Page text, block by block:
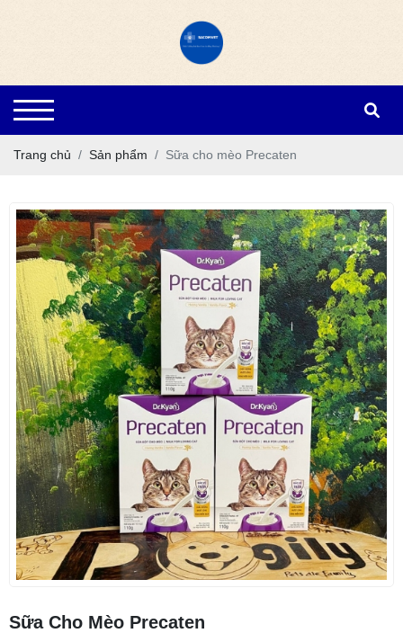
Trang chủ Sản phẩm Sữa cho mèo Precaten
Sữa Cho Mèo Precaten